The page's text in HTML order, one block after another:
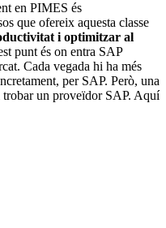
en PIMES és
que ofereix aquesta classe
i optimitzar al
punt és on entra SAP
Cada vegada hi ha més
per SAP. Però, una
trobar un proveïdor SAP. Aquí